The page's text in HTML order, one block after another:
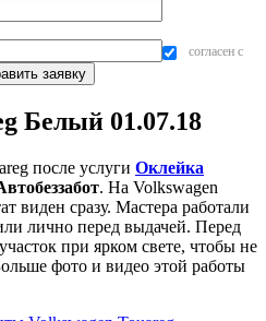
согласен с
Белый 01.07.18
после услуги Оклейка
. На Volkswagen
виден сразу. Мастера работали
лично перед выдачей. Перед
при ярком свете, чтобы не
фото и видео этой работы